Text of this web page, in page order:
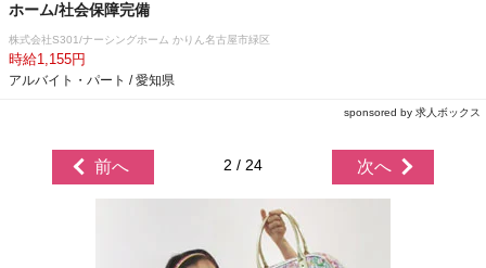
ホーム/社会保障完備
株式会社S301/ナーシングホーム かりん名古屋市緑区
時給1,155円
アルバイト・パート / 愛知県
sponsored by 求人ボックス
前へ 2 / 24 次へ